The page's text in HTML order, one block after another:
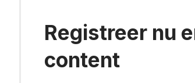
Registreer nu
content